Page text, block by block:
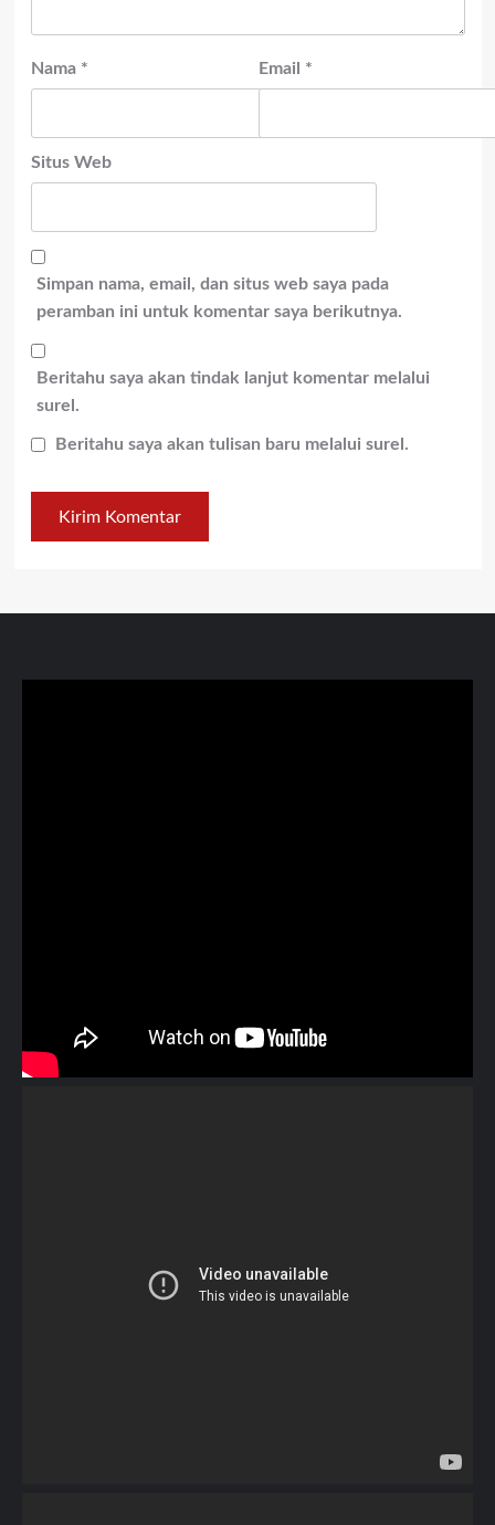
Nama * Email *
Situs Web
Simpan nama, email, dan situs web saya pada
peramban ini untuk komentar saya berikutnya.
Beritahu saya akan tindak lanjut komentar melalui
surel.
Beritahu saya akan tulisan baru melalui surel.